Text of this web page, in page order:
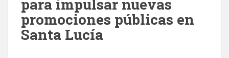
para impulsar nuevas
promociones públicas en
Santa Lucía